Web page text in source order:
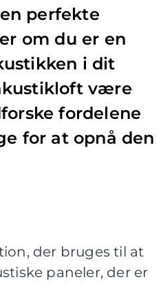
perfekte
om du er en
i dit
være
fordelene
for at opnå den
der bruges til at
paneler, der er